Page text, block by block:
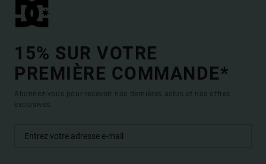
15% SUR VOTRE
PREMIÈRE COMMANDE*
Abonnez-vous pour recevoir nos dernières actus et nos offres
exclusives.